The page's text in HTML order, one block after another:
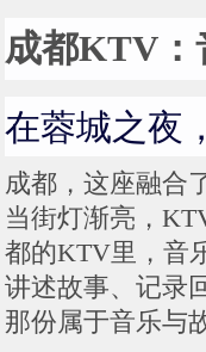
成都KTV：
在蓉城之夜
成都，这座融合
当街灯渐亮，
都的KTV里，音
讲述故事、记录
那份属于音乐与